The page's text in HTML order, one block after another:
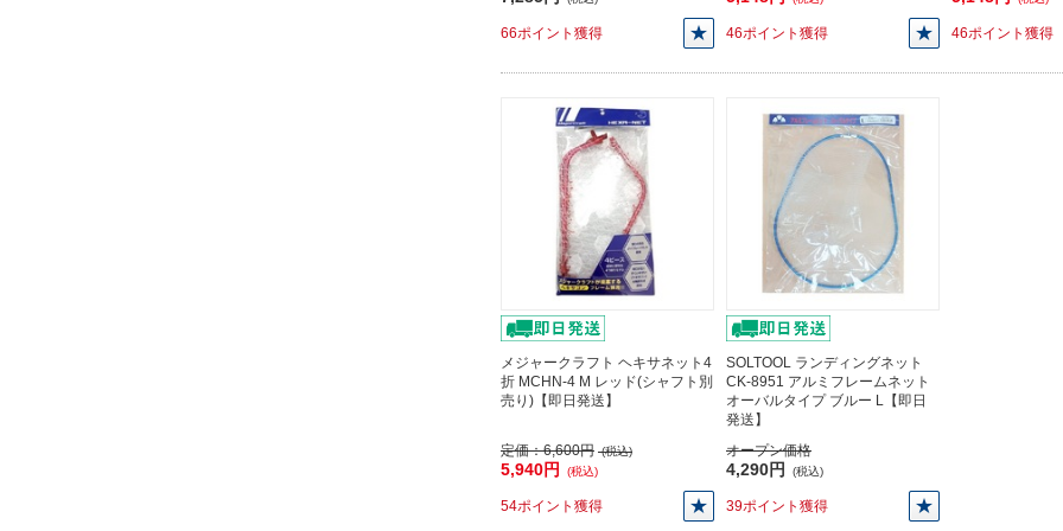
66ポイント獲得 46ポイント獲得 46ポイント獲得
メジャークラフト ヘキサネット4
折 MCHN-4 M レッド(シャフト別
売り)【即日発送】
定価：6,600円 (税込)
5,940円 (税込)
54ポイント獲得
SOLTOOL ランディングネット
CK-8951 アルミフレームネット
オーバルタイプ ブルー L【即日
発送】
オープン価格
4,290円 (税込)
39ポイント獲得